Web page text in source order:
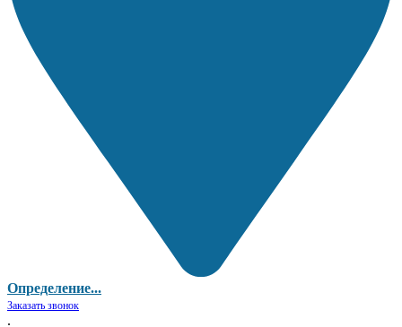
Определение...
Заказать звонок
.